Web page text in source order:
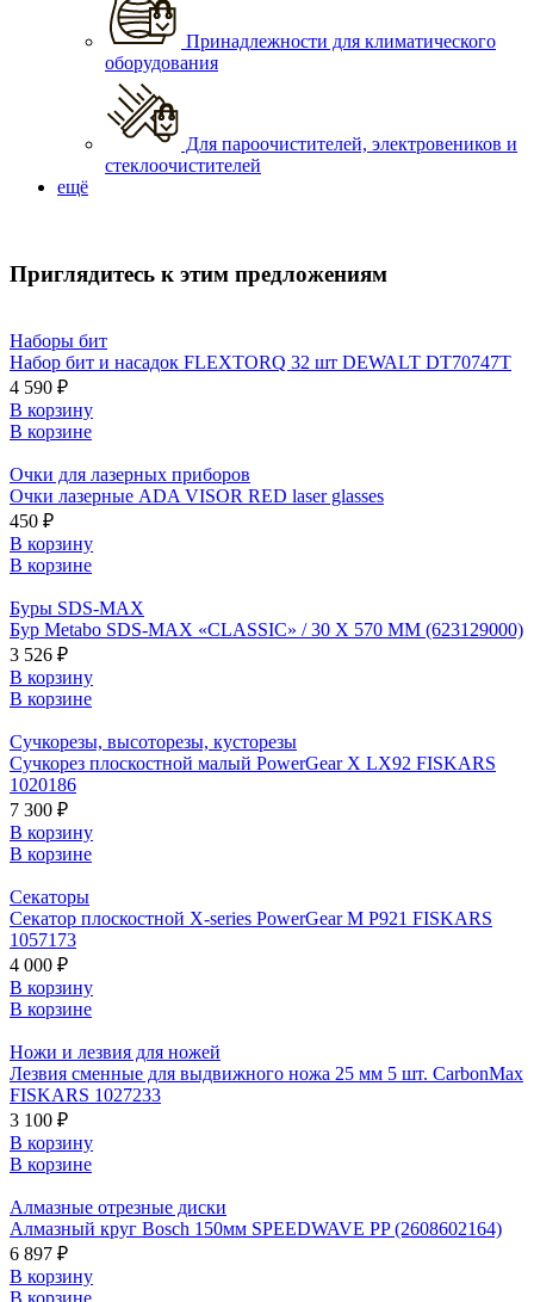
Принадлежности для климатического
оборудования
Для пароочистителей, электровеников и
стеклоочистителей
ещё
Приглядитесь к этим предложениям
Наборы бит
Набор бит и насадок FLEXTORQ 32 шт DEWALT DT70747T
4 590 ₽
В корзину
В корзине
Очки для лазерных приборов
Очки лазерные ADA VISOR RED laser glasses
450 ₽
В корзину
В корзине
Буры SDS-MAX
Бур Metabo SDS-MAX «CLASSIC» / 30 X 570 ММ (623129000)
3 526 ₽
В корзину
В корзине
Сучкорезы, высоторезы, кусторезы
Сучкорез плоскостной малый PowerGear X LX92 FISKARS
1020186
7 300 ₽
В корзину
В корзине
Секаторы
Секатор плоскостной X-series PowerGear M P921 FISKARS
1057173
4 000 ₽
В корзину
В корзине
Ножи и лезвия для ножей
Лезвия сменные для выдвижного ножа 25 мм 5 шт. CarbonMax
FISKARS 1027233
3 100 ₽
В корзину
В корзине
Алмазные отрезные диски
Алмазный круг Bosch 150мм SPEEDWAVE PP (2608602164)
6 897 ₽
В корзину